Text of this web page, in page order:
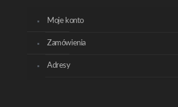
Moje konto
Zamówienia
Adresy